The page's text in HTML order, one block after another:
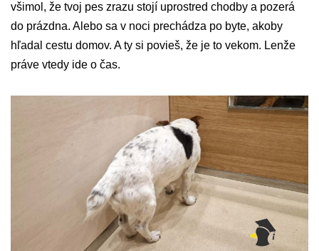
všimol, že tvoj pes zrazu stojí uprostred chodby a pozerá
do prázdna. Alebo sa v noci prechádza po byte, akoby
hľadal cestu domov. A ty si povieš, že je to vekom. Lenže
práve vtedy ide o čas.